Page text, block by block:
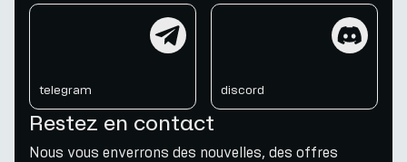
telegram discord
Restez en contact
Nous vous enverrons des nouvelles, des offres